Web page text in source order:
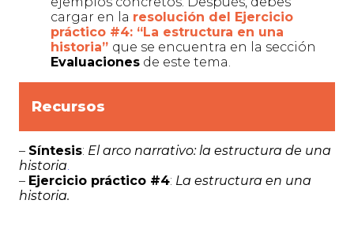
cargar en la resolución del Ejercicio
práctico #4: “La estructura en una
historia” que se encuentra en la sección
Evaluaciones de este tema.
Recursos
– Síntesis: El arco narrativo: la estructura de una
historia.
– Ejercicio práctico #4: La estructura en una
historia.